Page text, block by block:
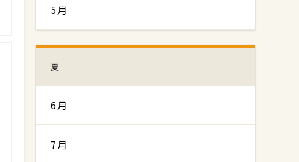
5月
夏
6月
7月